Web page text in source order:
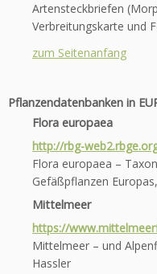
Artensteckbriefen
Verbreitungskarte und
zum Seitenanfang
Pflanzendatenbanken in
Flora europaea
http://rbg-
Flora europaea –
Gefäßpflanzen
Mittelmeer
https://
Mittelmeer – und
Hassler